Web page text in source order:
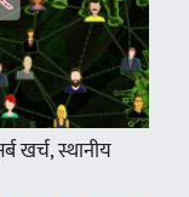
खर्च, स्थानीय